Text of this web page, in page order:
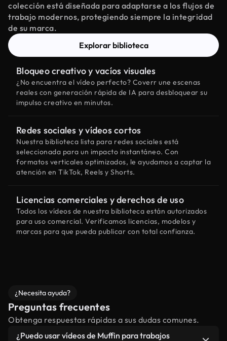
colección está diseñada para adaptarse a los flujos de
trabajo modernos, protegiendo siempre la integridad
de su marca.
Explorar biblioteca
Bloqueo creativo y vacíos visuales
¿No encuentra el vídeo perfecto? Coverr une escenas
reales con generación rápida de IA para desbloquear su
impulso creativo en minutos.
Redes sociales y vídeos cortos
Nuestra biblioteca lista para redes sociales está
seleccionada para un impacto instantáneo. Con
formatos verticales optimizados, le ayudamos a captar la
atención en TikTok, Reels y Shorts.
Licencias comerciales y derechos de uso
Todos los vídeos de nuestra biblioteca están autorizados
para uso comercial. Verificamos licencias, modelos y
marcas para que pueda publicar con total confianza.
¿Necesita ayuda?
Preguntas frecuentes
Obtenga respuestas rápidas a sus dudas comunes.
¿Puedo usar vídeos de Muffin para trabajos